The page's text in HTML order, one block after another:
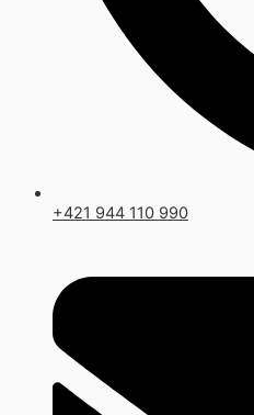
+421 944 110 990